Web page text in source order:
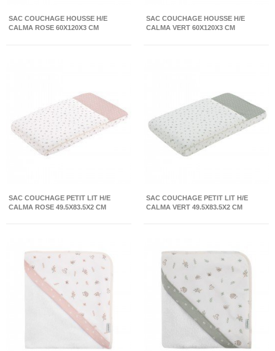
SAC COUCHAGE HOUSSE H/E
CALMA ROSE 60X120X3 CM
SAC COUCHAGE HOUSSE H/E
CALMA VERT 60X120X3 CM
SAC COUCHAGE PETIT LIT H/E
CALMA ROSE 49.5X83.5X2 CM
SAC COUCHAGE PETIT LIT H/E
CALMA VERT 49.5X83.5X2 CM